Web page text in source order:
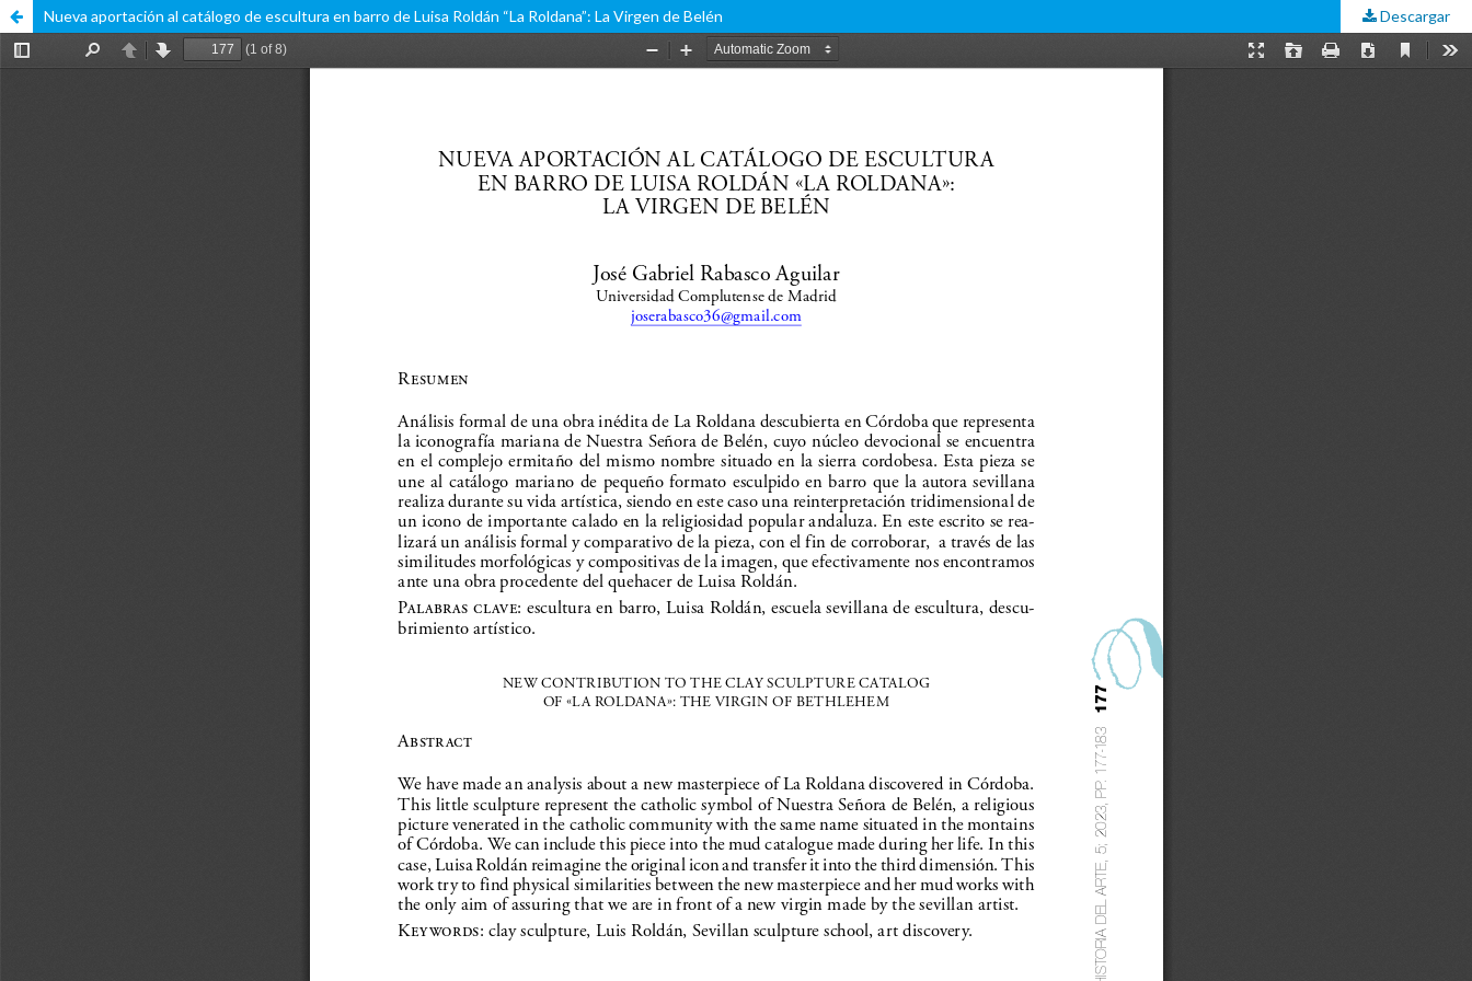
Nueva aportación al catálogo de escultura en barro de Luisa Roldán “La Roldana”: La Virgen de Belén Descargar